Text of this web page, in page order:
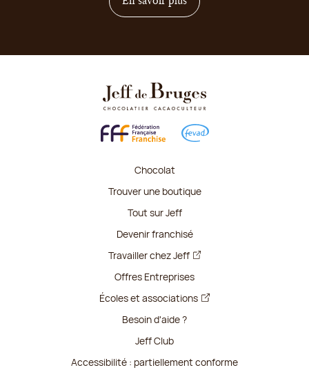
Chocolat
Trouver une boutique
Tout sur Jeff
Devenir franchisé
Travailler chez Jeff
Offres Entreprises
Écoles et associations
Besoin d'aide ?
Jeff Club
Accessibilité : partiellement conforme